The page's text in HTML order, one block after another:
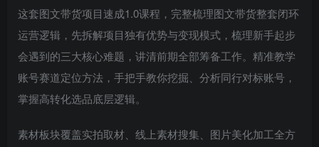
这套图文带货项目速成1.0课程，完整梳理图文带货整套闭环
运营逻辑，先拆解项目独有优势与变现模式，梳理新手起步
会遇到的三大核心难题，讲清前期全部筹备工作。精准教学
账号赛道定位方法，手把手教你挖掘、分析同行对标账号，
掌握高转化选品底层逻辑。
素材板块覆盖实拍取材、线上素材搜集、图片美化加工全方